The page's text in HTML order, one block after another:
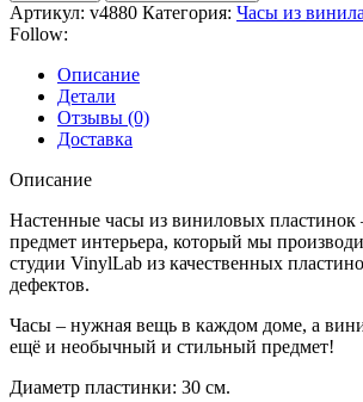
Артикул: v4880 Категория: Часы из винила
Follow:
Описание
Детали
Отзывы (0)
Доставка
Описание
Настенные часы из виниловых
предмет интерьера, который мы
студии VinylLab из качественных
дефектов.
Часы – нужная вещь в каждом доме, а
ещё и необычный и стильный предмет!
Диаметр пластинки: 30 см.